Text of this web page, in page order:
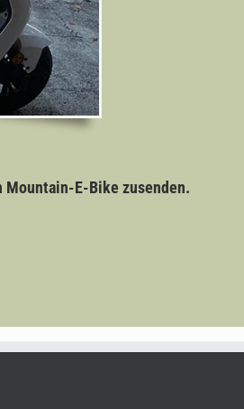
Mountain-E-Bike zusenden.